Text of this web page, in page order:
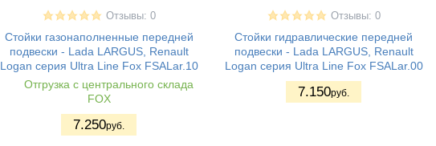
Отзывы: 0
Стойки газонаполненные передней
подвески - Lada LARGUS, Renault
Logan серия Ultra Line Fox FSALar.10
Отгрузка с центрального склада
FOX
7.250руб.
Отзывы: 0
Стойки гидравлические передней
подвески - Lada LARGUS, Renault
Logan серия Ultra Line Fox FSALar.00
7.150руб.